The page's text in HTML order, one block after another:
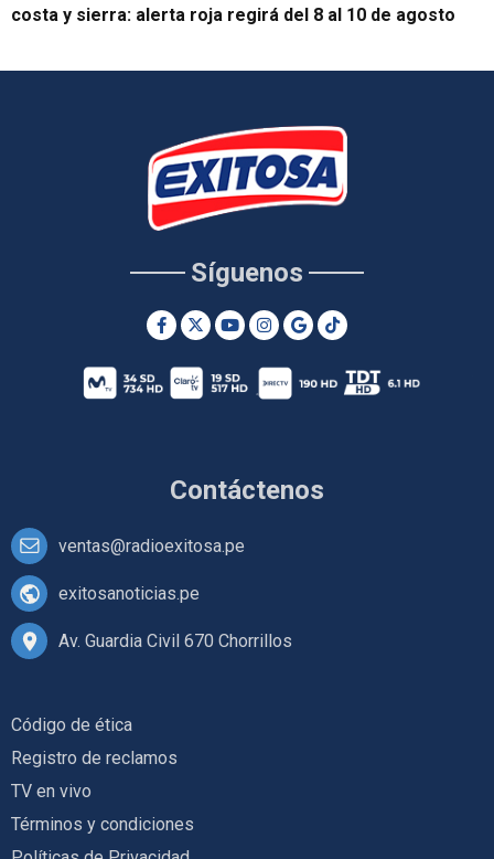
costa y sierra: alerta roja regirá del 8 al 10 de agosto
Contáctenos
ventas@radioexitosa.pe
exitosanoticias.pe
Av. Guardia Civil 670 Chorrillos
Síguenos
Código de ética
Registro de reclamos
TV en vivo
Términos y condiciones